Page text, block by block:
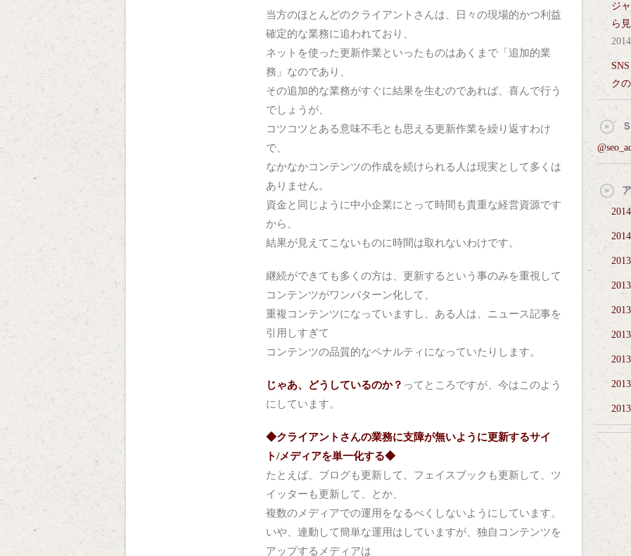
当方のほとんどのクライアントさんは、日々の現場的かつ利益
確定的な業務に追われており、
ネットを使った更新作業といったものはあくまで「追加的業
務」なのであり、
その追加的な業務がすぐに結果を生むのであれば、喜んで行う
でしょうが、
コツコツとある意味不毛とも思える更新作業を繰り返すわけ
で、
なかなかコンテンツの作成を続けられる人は現実として多くは
ありません。
資金と同じように中小企業にとって時間も貴重な経営資源です
から、
結果が見えてこないものに時間は取れないわけです。
継続ができても多くの方は、更新するという事のみを重視して
コンテンツがワンパターン化して、
重複コンテンツになっていますし、ある人は、ニュース記事を
引用しすぎて
コンテンツの品質的なペナルティになっていたりします。
じゃあ、どうしているのか？ ってところですが、今はこのよう
にしています。
◆クライアントさんの業務に支障が無いように更新するサイ
ト/メディアを単一化する◆
たとえば、ブログも更新して、フェイスブックも更新して、ツ
イッターも更新して、とか、
複数のメディアでの運用をなるべくしないようにしています。
いや、連動して簡単な運用はしていますが、独自コンテンツを
アップするメディアは
ジ
ら
ク